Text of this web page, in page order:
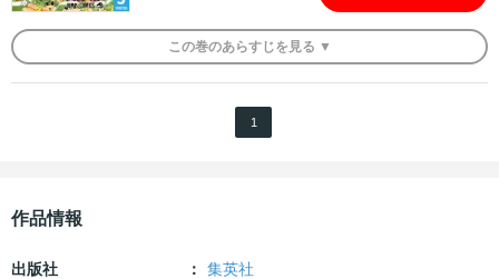
この巻のあらすじを 見る ▼
1
作品情報
出版社 集英社